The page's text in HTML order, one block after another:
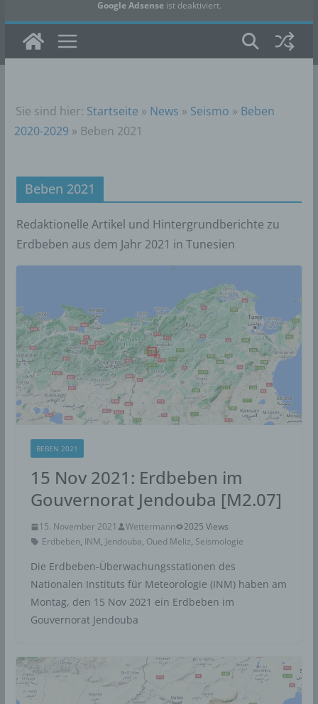
Google Adsenseist deaktiviert.
✓ Erlauben Datenschutzbedingungen
Sie sind hier: Startseite » News » Seismo » Beben
2020-2029 » Beben 2021
Beben 2021
Redaktionelle Artikel und Hintergrundberichte zu
Erdbeben aus dem Jahr 2021 in Tunesien
BEBEN 2021
15 Nov 2021: Erdbeben im
Gouvernorat Jendouba [M2.07]
15. November 2021 Wettermann
2025 Views
Erdbeben, INM, Jendouba, Oued Meliz, Seismologie
Die Erdbeben-Überwachungsstationen des
Nationalen Instituts für Meteorologie (INM) haben am
Montag, den 15 Nov 2021 ein Erdbeben im
Gouvernorat Jendouba